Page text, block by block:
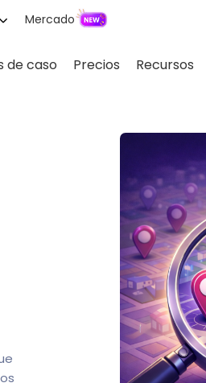
Mercado
de caso Precios Recursos